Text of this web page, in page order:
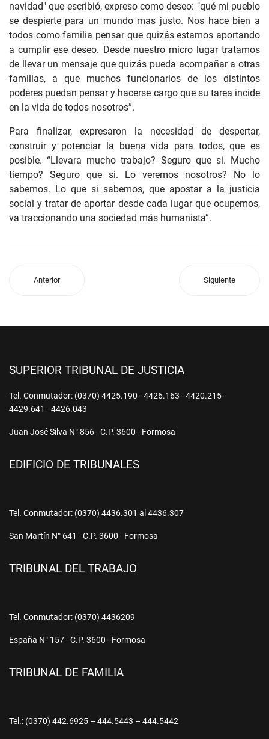
navidad" que escribió, expreso como deseo: "qué mi pueblo
se despierte para un mundo mas justo. Nos hace bien a
todos como familia pensar que quizás estamos aportando
a cumplir ese deseo. Desde nuestro micro lugar tratamos
de llevar un mensaje que quizás pueda acompañar a otras
familias, a que muchos funcionarios de los distintos
poderes puedan pensar y hacerse cargo que su tarea incide
en la vida de todos nosotros”.
Para finalizar, expresaron la necesidad de despertar,
construir y potenciar la buena vida para todos, que es
posible. “Llevara mucho trabajo? Seguro que si. Mucho
tiempo? Seguro que si. Lo veremos nosotros? No lo
sabemos. Lo que si sabemos, que apostar a la justicia
social y tratar de aportar desde cada lugar que ocupemos,
va traccionando una sociedad más humanista”.
Anterior Siguiente
SUPERIOR TRIBUNAL DE JUSTICIA
Tel. Conmutador: (0370) 4425.190 - 4426.163 - 4420.215 -
4429.641 - 4426.043
Juan José Silva N° 856 - C.P. 3600 - Formosa
EDIFICIO DE TRIBUNALES
Tel. Conmutador: (0370) 4436.301 al 4436.307
San Martín N° 641 - C.P. 3600 - Formosa
TRIBUNAL DEL TRABAJO
Tel. Conmutador: (0370) 4436209
España N° 157 - C.P. 3600 - Formosa
TRIBUNAL DE FAMILIA
Tel.: (0370) 442.6925 – 444.5443 – 444.5442